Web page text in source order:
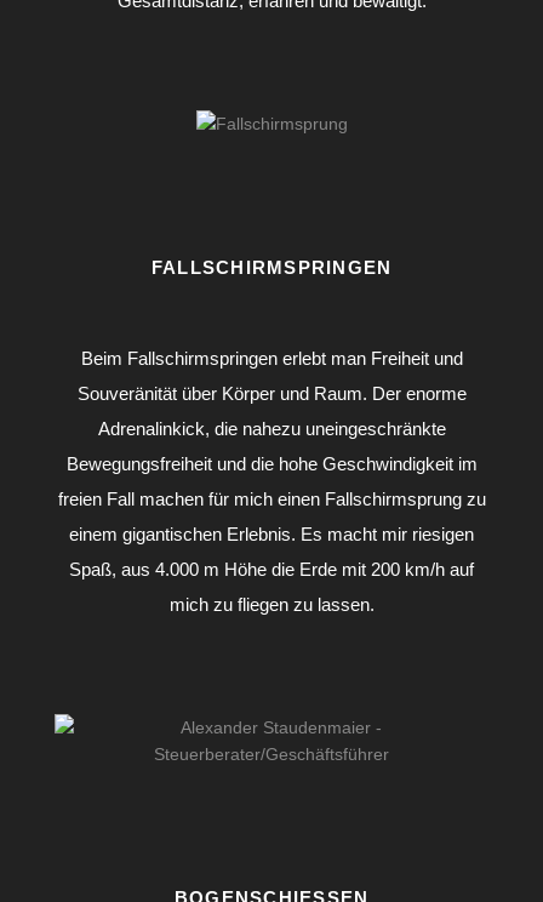
FALLSCHIRMSPRINGEN
Beim Fallschirmspringen erlebt man Freiheit und
Souveränität über Körper und Raum. Der enorme
Adrenalinkick, die nahezu uneingeschränkte
Bewegungsfreiheit und die hohe Geschwindigkeit im
freien Fall machen für mich einen Fallschirmsprung zu
einem gigantischen Erlebnis. Es macht mir riesigen
Spaß, aus 4.000 m Höhe die Erde mit 200 km/h auf
mich zu fliegen zu lassen.
BOGENSCHIESSEN